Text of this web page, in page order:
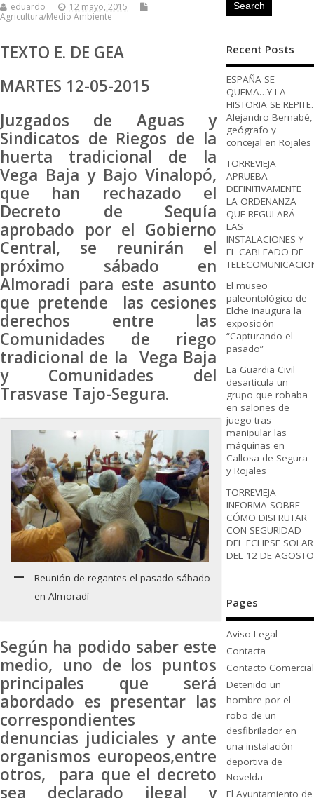
eduardo
12 mayo, 2015
Agricultura/Medio Ambiente
TEXTO E. DE GEA
MARTES 12-05-2015
Juzgados de Aguas y
Sindicatos de Riegos de la
huerta tradicional de la
Vega Baja y Bajo Vinalopó,
que han rechazado el
Decreto de Sequía
aprobado por el Gobierno
Central, se reunirán el
próximo sábado en
Almoradí para este asunto
que pretende las cesiones
derechos entre las
Comunidades de riego
tradicional de la Vega Baja
y Comunidades del
Trasvase Tajo-Segura.
Reunión de regantes el pasado sábado
en Almoradí
Según ha podido saber este
medio, uno de los puntos
principales que será
abordado es presentar las
correspondientes
denuncias judiciales y ante
organismos europeos,entre
otros, para que el decreto
sea declarado ilegal y
Recent Posts
ESPAÑA SE
QUEMA…Y LA
HISTORIA SE REPITE.
Alejandro Bernabé,
geógrafo y
concejal en Rojales
TORREVIEJA
APRUEBA
DEFINITIVAMENTE
LA ORDENANZA
QUE REGULARÁ
LAS
INSTALACIONES Y
EL CABLEADO DE
El museo
paleontológico de
Elche inaugura la
exposición
“Capturando el
pasado”
La Guardia Civil
desarticula un
grupo que robaba
en salones de
juego tras
manipular las
máquinas en
Callosa de Segura
y Rojales
TORREVIEJA
INFORMA SOBRE
CÓMO DISFRUTAR
CON SEGURIDAD
DEL ECLIPSE SOLAR
DEL 12 DE AGOSTO
Pages
Aviso Legal
Contacta
Contacto Comercial
Detenido un
hombre por el
robo de un
desfibrilador en
una instalación
deportiva de
Novelda
El Ayuntamiento de